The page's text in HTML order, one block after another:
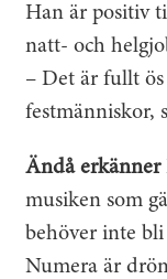
Han är positiv
natt- och
– Det är fullt
festmänniskor,
Ändå erkänner
musiken som
behöver inte
Numera är